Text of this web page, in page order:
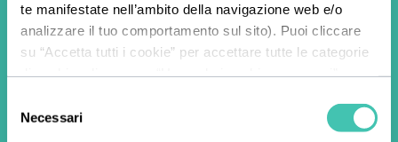
te manifestate nell’ambito della navigazione web e/o
analizzare il tuo comportamento sul sito). Puoi cliccare
su “Accetta tutti i cookie” per accettare tutte le categorie
su “Personalizza” per decidere quali cookie accettare.
delNecessari
Valorizziamo l’arte
come strumento di
dialogo